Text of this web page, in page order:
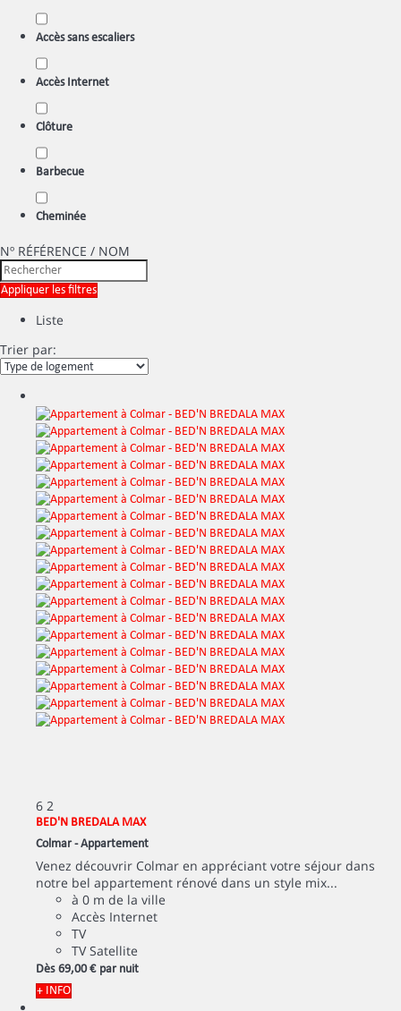
Accès sans escaliers
Accès Internet
Clôture
Barbecue
Cheminée
Nº RÉFÉRENCE / NOM
Appliquer les filtres
Liste
Trier par:
6 2
BED'N BREDALA MAX
Colmar -Appartement
Venez découvrir Colmar en appréciant votre séjour dans
notre bel appartement rénové dans un style mix...
à 0 m de la ville
Accès Internet
TV
TV Satellite
Dès 69,00 € par nuit
+ INFO